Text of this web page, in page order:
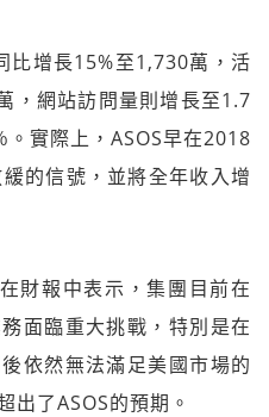
比增長15%至1,730萬，活
，網站訪問量則增長至1.7
實際上，ASOS早在2018
的信號，並將全年收入增
財報中表示，集團目前在
面臨重大挑戰，特別是在
依然無法滿足美國市場的
出了ASOS的預期。